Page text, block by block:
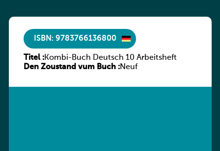
ISBN: 9783766136800
Titel :Kombi-Buch Deutsch 10 Arbeitsheft
Den Zoustand vum Buch :Neuf